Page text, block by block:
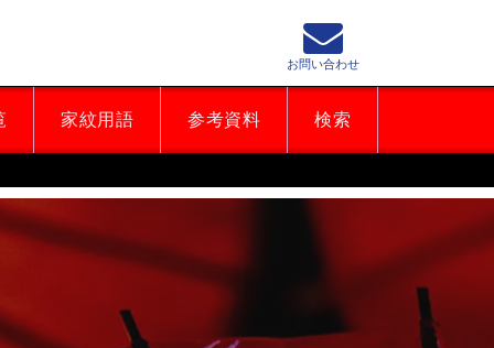
家紋用語 参考資料 検索
お問い合わせ